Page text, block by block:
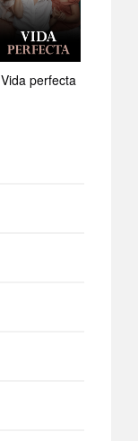
Vida perfecta